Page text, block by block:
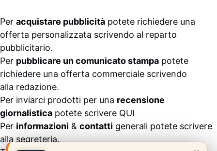
Per acquistare pubblicità potete richiedere una
offerta personalizzata scrivendo al reparto
pubblicitario.
Per pubblicare un comunicato stampa potete
richiedere una offerta commerciale scrivendo
alla redazione.
Per inviarci prodotti per una recensione
giornalistica potete scrivere QUI
Per informazioni & contatti generali potete scrivere
alla segreteria.